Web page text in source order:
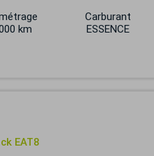
km
Carburant
ESSENCE
EAT8